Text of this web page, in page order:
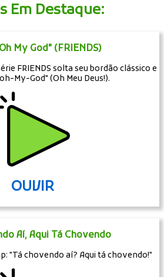
Em Destaque:
My God" (FRIENDS)
FRIENDS solta seu bordão clássico e
My-God" (Oh Meu Deus!).
OUVIR
Aí, Aqui Tá Chovendo
"Tá chovendo aí? Aqui tá chovendo!"